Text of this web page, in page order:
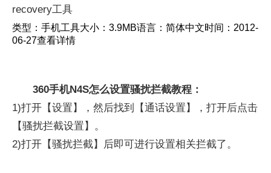
recovery工具
类型： 手机工具大小： 3.9MB语言： 简体中文时间： 2012-
06-27查看详情
360手机N4S怎么设置骚扰拦截教程：
1)打开【设置】，然后找到【通话设置】，打开后点击
【骚扰拦截设置】。
2)打开【骚扰拦截】后即可进行设置相关拦截了。